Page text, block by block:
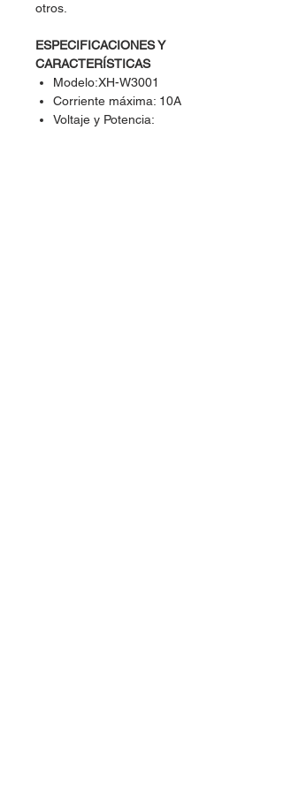
otros.
ESPECIFICACIONES Y
CARACTERÍSTICAS
Modelo:XH-W3001
Corriente máxima: 10A
Voltaje y Potencia: